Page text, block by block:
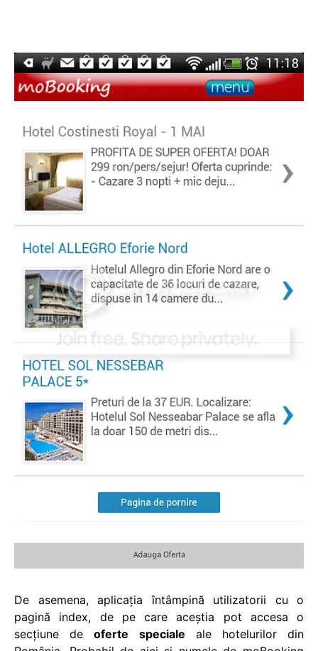
De asemena, aplicaţia întâmpină utilizatorii cu o
pagină index, de pe care aceştia pot accesa o
secţiune deoferte speciale ale hotelurilor din